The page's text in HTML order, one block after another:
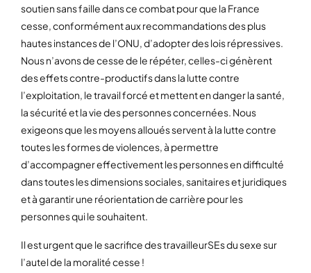
soutien sans faille dans ce combat pour que la France
cesse, conformément aux recommandations des plus
hautes instances de l’ONU, d’adopter des lois répressives.
Nous n’avons de cesse de le répéter, celles-ci génèrent
des effets contre-productifs dans la lutte contre
l’exploitation, le travail forcé et mettent en danger la santé,
la sécurité et la vie des personnes concernées. Nous
exigeons que les moyens alloués servent à la lutte contre
toutes les formes de violences, à permettre
d’accompagner effectivement les personnes en difficulté
dans toutes les dimensions sociales, sanitaires et juridiques
et à garantir une réorientation de carrière pour les
personnes qui le souhaitent.
Il est urgent que le sacrifice des travailleurSEs du sexe sur
l’autel de la moralité cesse !